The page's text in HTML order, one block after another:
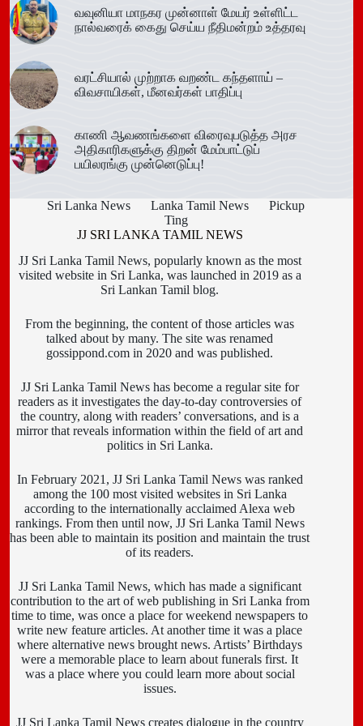
வவுனியா மாநகர முன்னாள் மேயர் உள்ளிட்ட
நால்வரைக் கைது செய்ய நீதிமன்றம் உத்தரவு
வரட்சியால் முற்றாக வறண்ட கந்தளாய் –
விவசாயிகள், மீனவர்கள் பாதிப்பு
காணி ஆவணங்களை விரைவுபடுத்த அரச
அதிகாரிகளுக்கு திறன் மேம்பாட்டுப்
பயிலரங்கு முன்னெடுப்பு!
Sri Lanka News Lanka Tamil News
Pickup
Ting
JJ SRI LANKA TAMIL NEWS
JJ Sri Lanka Tamil News, popularly known as the most
visited website in Sri Lanka, was launched in 2019 as a
Sri Lankan Tamil blog.
From the beginning, the content of those articles was
talked about by many. The site was renamed
gossippond.com in 2020 and was published.
JJ Sri Lanka Tamil News has become a regular site for
readers as it investigates the day-to-day controversies of
the country, along with readers’ conversations, and is a
mirror that reveals information within the field of art and
politics in Sri Lanka.
In February 2021, JJ Sri Lanka Tamil News was ranked
among the 100 most visited websites in Sri Lanka
according to the internationally acclaimed Alexa web
rankings. From then until now, JJ Sri Lanka Tamil News
has been able to maintain its position and maintain the trust
of its readers.
JJ Sri Lanka Tamil News, which has made a significant
contribution to the art of web publishing in Sri Lanka from
time to time, was once a place for weekend newspapers to
write new feature articles. At another time it was a place
where alternative news brought news. Artists’ Birthdays
were a memorable place to learn about funerals first. It
was a place where you could learn more about social
issues.
JJ Sri Lanka Tamil News creates dialogue in the country